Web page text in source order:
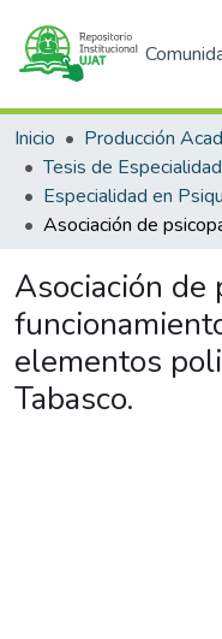
Inicio
Tesis de
Especialidad en
Asociación de
elementos
Tabasco.